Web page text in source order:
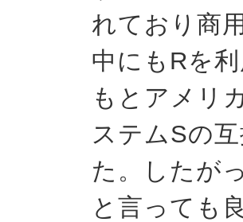
れており商
中にもRを
もとアメリ
ステムSの
た。したが
と言っても